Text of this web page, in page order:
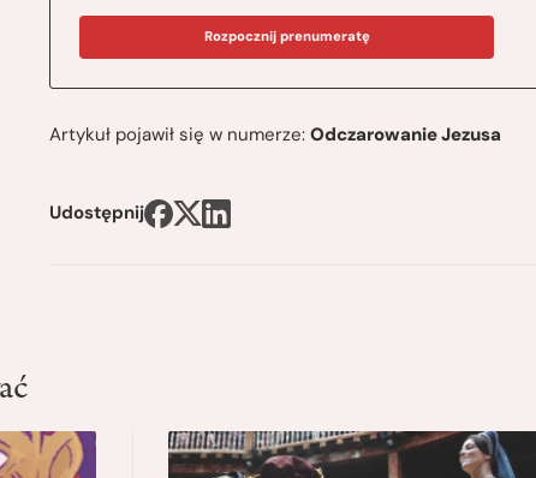
Rozpocznij prenumeratę
Artykuł pojawił się w numerze:Odczarowanie Jezusa
Udostępnij